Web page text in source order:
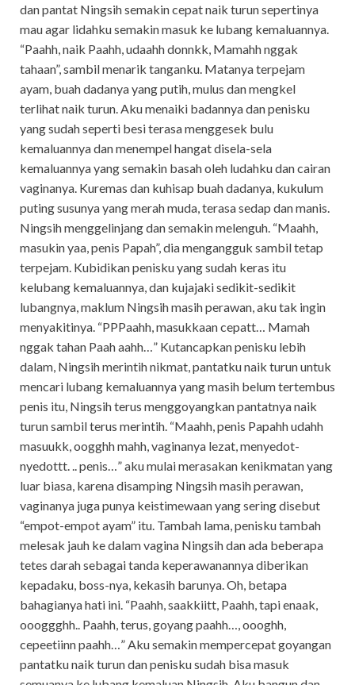
dan pantat Ningsih semakin cepat naik turun sepertinya
mau agar lidahku semakin masuk ke lubang kemaluannya.
“Paahh, naik Paahh, udaahh donnkk, Mamahh nggak
tahaan”, sambil menarik tanganku. Matanya terpejam
ayam, buah dadanya yang putih, mulus dan mengkel
terlihat naik turun. Aku menaiki badannya dan penisku
yang sudah seperti besi terasa menggesek bulu
kemaluannya dan menempel hangat disela-sela
kemaluannya yang semakin basah oleh ludahku dan cairan
vaginanya. Kuremas dan kuhisap buah dadanya, kukulum
puting susunya yang merah muda, terasa sedap dan manis.
Ningsih menggelinjang dan semakin melenguh. “Maahh,
masukin yaa, penis Papah”, dia mengangguk sambil tetap
terpejam. Kubidikan penisku yang sudah keras itu
kelubang kemaluannya, dan kujajaki sedikit-sedikit
lubangnya, maklum Ningsih masih perawan, aku tak ingin
menyakitinya. “PPPaahh, masukkaan cepatt… Mamah
nggak tahan Paah aahh…” Kutancapkan penisku lebih
dalam, Ningsih merintih nikmat, pantatku naik turun untuk
mencari lubang kemaluannya yang masih belum tertembus
penis itu, Ningsih terus menggoyangkan pantatnya naik
turun sambil terus merintih. “Maahh, penis Papahh udahh
masuukk, oogghh mahh, vaginanya lezat, menyedot-
nyedottt. .. penis…” aku mulai merasakan kenikmatan yang
luar biasa, karena disamping Ningsih masih perawan,
vaginanya juga punya keistimewaan yang sering disebut
“empot-empot ayam” itu. Tambah lama, penisku tambah
melesak jauh ke dalam vagina Ningsih dan ada beberapa
tetes darah sebagai tanda keperawanannya diberikan
kepadaku, boss-nya, kekasih barunya. Oh, betapa
bahagianya hati ini. “Paahh, saakkiitt, Paahh, tapi enaak,
oooggghh.. Paahh, terus, goyang paahh…, oooghh,
cepeetiinn paahh…” Aku semakin mempercepat goyangan
pantatku naik turun dan penisku sudah bisa masuk